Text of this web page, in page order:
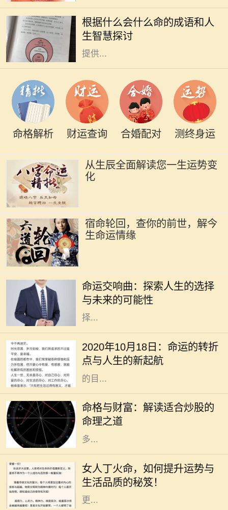
根据什么会什么命的成语和人
生智慧探讨
聚了丰富的历史和哲理，还反映了古
人的智慧和人生观。在我们的生活
中，各种巧妙的成语常常能够给我们
提供...
命格解析 财运查询 合婚配对 测终身运
从生辰全面解读您一生运势变
化
宿命轮回，查你的前世，解今
生命运情缘
命运交响曲：探索人生的选择
与未来的可能性
到迷茫，甚至对未来充满了担忧。电
影《命运交响曲》通过一段跌宕起伏
的故事，引导观众深入思考人生的选
择...
2020年10月18日：命运的转折
点与人生的新起航
2020年10月18日，作为一个看似普
通的日子，却在不知不觉中成了许多
人生活的转折点。在这个时代高速发
展的背景下，我们总是忙于追逐眼前
的目...
命格与财富：解读适合炒股的
命理之道
在现代社会，股市作为一种重要的投
资方式，吸引了越来越多的人参与。
然而，炒股不仅仅是简单地买入和卖
出，更是与个人的命理息息相关。许
多...
女人丁火命，如何提升运势与
生活品质的秘笈！
在中国传统命理学中，丁火命代表了
热情、温暖和灵动。对于女人来说，
丁火命的特质使她们充满了活力和魅
力。但是，要想在生活和事业中实现
更...
在中国传统命理学中，每个人的出生